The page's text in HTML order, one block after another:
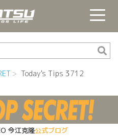
Today's Tips 3712
今江克隆公式ブログ